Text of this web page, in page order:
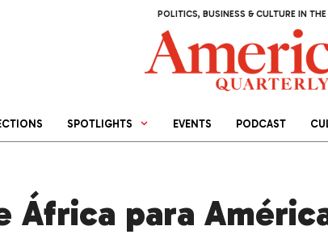
POLITICS, BUSINESS & CULTURE IN
SPOTLIGHTS EVENTS PODCAST
África para